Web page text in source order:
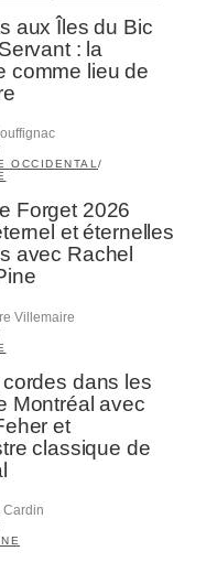
aux Îles du Bic
: la
comme lieu de
OCCIDENTAL /
Forget 2026
et éternelles
avec Rachel
Villemaire
dans les
Montréal avec
et
classique de
Cardin